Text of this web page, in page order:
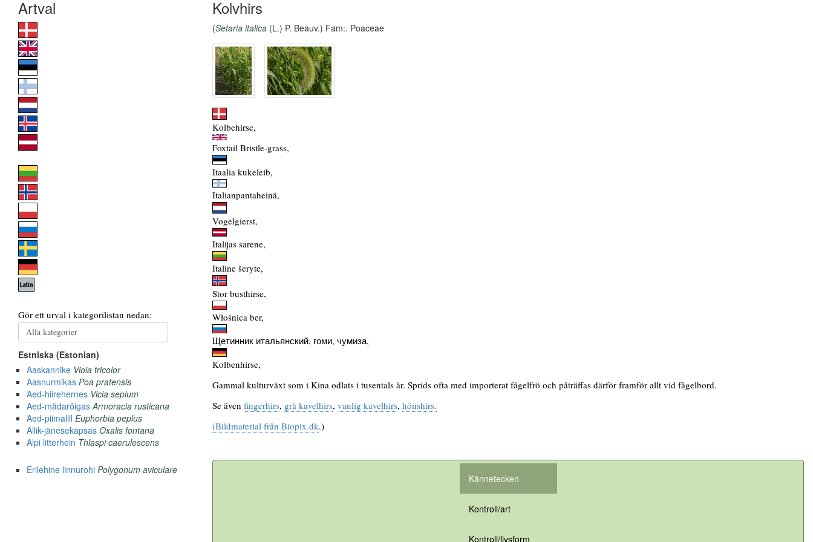
Kolvhirs
(Setaria italica (L.) P. Beauv.) Fam:. Poaceae
Kolbehirse,
Foxtail Bristle-grass,
Itaalia kukeleib,
Italianpantaheinä,
Vogelgierst,
Italijas sarene,
Italine šeryte,
Stor busthirse,
Włośnica ber,
Щетинник итальянский, гоми, чумиза,
Kolbenhirse,
Gammal kulturväxt som i Kina odlats i tusentals år. Sprids ofta med importerat fågelfrö och påträffas därför framför allt vid fågelbord.
Se även fingerhirs, grå kavelhirs, vanlig kavelhirs, hönshirs.
(Bildmaterial från Biopix.dk.)
Kännetecken
Kontroll/art
Kontroll/livsform